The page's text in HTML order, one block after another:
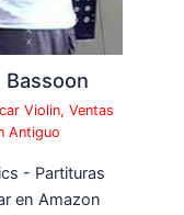
Bassoon
Violin,Ventas
Antiguo
- Partituras
en Amazon